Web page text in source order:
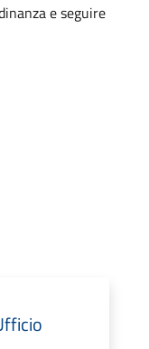
e seguire